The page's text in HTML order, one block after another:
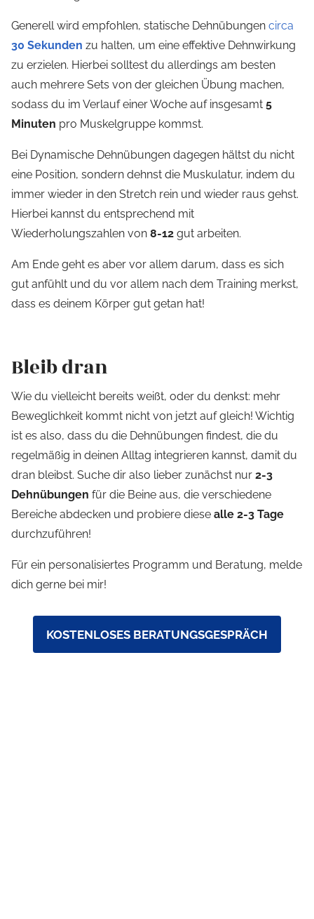
Generell wird empfohlen, statische Dehnübungen circa
30 Sekunden zu halten, um eine effektive Dehnwirkung
zu erzielen. Hierbei solltest du allerdings am besten
auch mehrere Sets von der gleichen Übung machen,
sodass du im Verlauf einer Woche auf insgesamt 5
Minuten pro Muskelgruppe kommst.
Bei Dynamische Dehnübungen dagegen hältst du nicht
eine Position, sondern dehnst die Muskulatur, indem du
immer wieder in den Stretch rein und wieder raus gehst.
Hierbei kannst du entsprechend mit
Wiederholungszahlen von 8-12 gut arbeiten.
Am Ende geht es aber vor allem darum, dass es sich
gut anfühlt und du vor allem nach dem Training merkst,
dass es deinem Körper gut getan hat!
Bleib dran
Wie du vielleicht bereits weißt, oder du denkst: mehr
Beweglichkeit kommt nicht von jetzt auf gleich! Wichtig
ist es also, dass du die Dehnübungen findest, die du
regelmäßig in deinen Alltag integrieren kannst, damit du
dran bleibst. Suche dir also lieber zunächst nur 2-3
Dehnübungen für die Beine aus, die verschiedene
Bereiche abdecken und probiere diese alle 2-3 Tage
durchzuführen!
Für ein personalisiertes Programm und Beratung, melde
dich gerne bei mir!
KOSTENLOSES BERATUNGSGESPRÄCH